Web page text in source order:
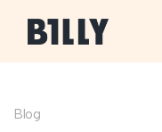
Blog